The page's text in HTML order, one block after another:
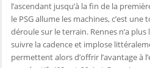
l’ascendant jusqu’à la fin de la
le PSG allume les machines, c’est
déroule sur le terrain. Rennes n’a
suivre la cadence et implose
permettent alors d’offrir l’avantage à